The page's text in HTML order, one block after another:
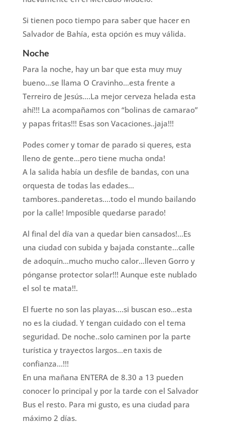
Si tienen poco tiempo para saber que hacer en
Salvador de Bahía, esta opción es muy válida.
Noche
Para la noche, hay un bar que esta muy muy
bueno…se llama O Cravinho…esta frente a
Terreiro de Jesús….La mejor cerveza helada esta
ahí!!! La acompañamos con “bolinas de camarao”
y papas fritas!!! Esas son Vacaciones..jaja!!!
Podes comer y tomar de parado si queres, esta
lleno de gente…pero tiene mucha onda!
A la salida había un desfile de bandas, con una
orquesta de todas las edades…
tambores..panderetas….todo el mundo bailando
por la calle! Imposible quedarse parado!
Al final del día van a quedar bien cansados!…Es
una ciudad con subida y bajada constante…calle
de adoquín…mucho mucho calor…lleven Gorro y
pónganse protector solar!!! Aunque este nublado
el sol te mata!!.
El fuerte no son las playas….si buscan eso…esta
no es la ciudad. Y tengan cuidado con el tema
seguridad. De noche..solo caminen por la parte
turística y trayectos largos…en taxis de
confianza…!!!
En una mañana ENTERA de 8.30 a 13 pueden
conocer lo principal y por la tarde con el Salvador
Bus el resto. Para mi gusto, es una ciudad para
máximo 2 días.